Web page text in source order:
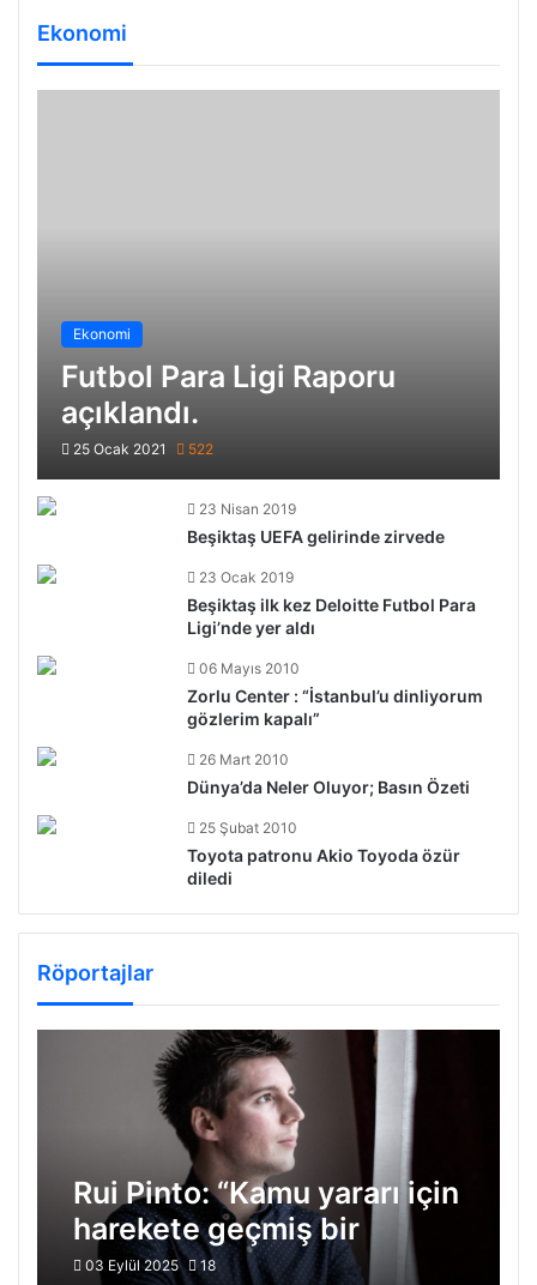
Ekonomi
Ekonomi
Futbol Para Ligi Raporu
açıklandı.
25 Ocak 2021 522
23 Nisan 2019
Beşiktaş UEFA gelirinde zirvede
23 Ocak 2019
Beşiktaş ilk kez Deloitte Futbol Para
Ligi’nde yer aldı
06 Mayıs 2010
Zorlu Center : “İstanbul’u dinliyorum
gözlerim kapalı”
26 Mart 2010
Dünya’da Neler Oluyor; Basın Özeti
25 Şubat 2010
Toyota patronu Akio Toyoda özür
diledi
Röportajlar
Rui Pinto: “Kamu yararı için
harekete geçmiş bir
vatandaşım”
03 Eylül 2025 18